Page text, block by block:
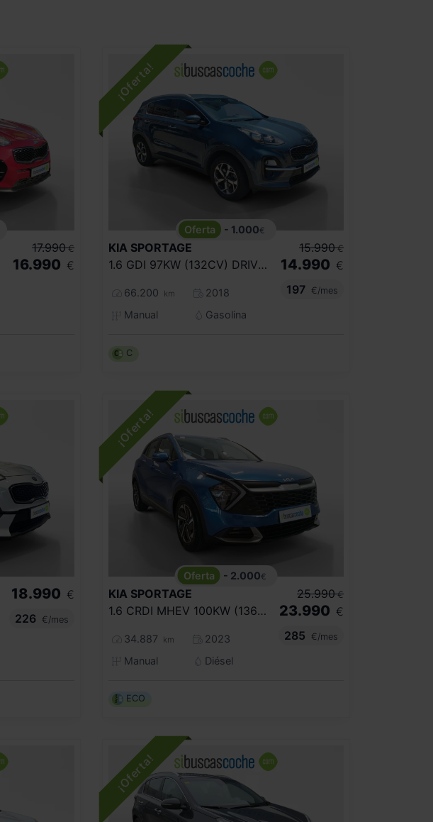
17.990 €
16.990 €
- 1.000€
KIA SPORTAGE
1.6 GDI 97KW (132CV) DRIVE 4X2
66.200 km
2018
Manual
Gasolina
15.990 €
14.990 €
197
€/mes
C
18.990 €
226
€/mes
- 2.000€
KIA SPORTAGE
1.6 CRDI MHEV 100KW (136CV) BUSINESS 4X2
34.887 km
2023
Manual
Diésel
25.990 €
23.990 €
285
€/mes
ECO